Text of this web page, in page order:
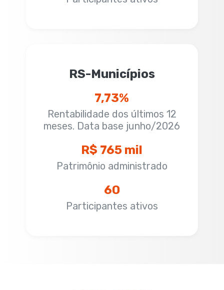
RS-Municípios
7,73%
Rentabilidade dos últimos 12
meses. Data base junho/2026
R$ 765 mil
Patrimônio administrado
60
Participantes ativos